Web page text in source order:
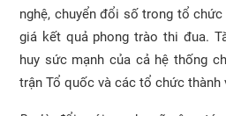
nghệ, chuyển đổi số trong tổ
giá kết quả phong trào thi đua.
huy sức mạnh của cả hệ thống
trận Tổ quốc và các tổ chức thành